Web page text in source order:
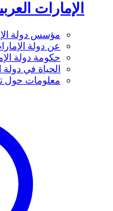
الإمارات
مؤسس دولة
عن دولة
حكومة دولة
الحياة في دولة
معلومات حول